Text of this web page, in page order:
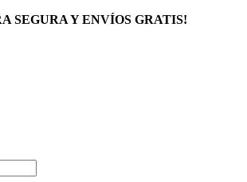
SEGURA Y ENVÍOS GRATIS!